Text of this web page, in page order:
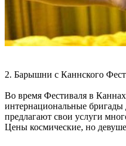
2. Барышни с Каннского
Во время Фестиваля в
интернациональные бригады
предлагают свои услуги
Цены космические, но